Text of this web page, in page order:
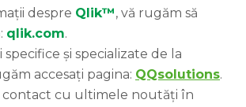
despre Qlik™, vă rugăm să
qlik.com.
și specializate de la
accesați pagina: QQsolutions.
cu ultimele noutăți în